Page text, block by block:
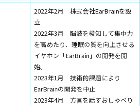
2022年2月 株式会社EarBrainを設
立
2022年3月 脳波を検知して集中力
を高めたり、睡眠の質を向上させる
イヤホン「EarBrain 」の開発を開
始。
2023年1月 技術的課題により
EarBrainの開発を中止
2023年4月 方言を話すおしゃべり